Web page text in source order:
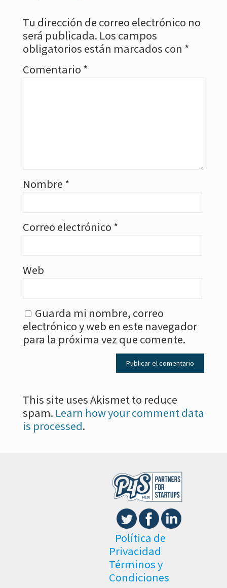
Tu dirección de correo electrónico no
será publicada. Los campos
obligatorios están marcados con *
Comentario *
Nombre *
Correo electrónico *
Web
Guarda mi nombre, correo
electrónico y web en este navegador
para la próxima vez que comente.
This site uses Akismet to reduce
spam. Learn how your comment data
is processed.
Política de
Privacidad
Términos y
Condiciones